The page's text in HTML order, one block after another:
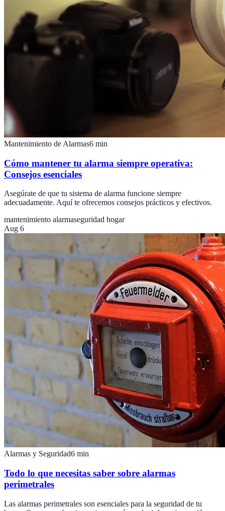
Mantenimiento de Alarmas6 min
Cómo mantener tu alarma siempre operativa:
Consejos esenciales
Asegúrate de que tu sistema de alarma funcione siempre
adecuadamente. Aquí te ofrecemos consejos prácticos y efectivos.
mantenimiento alarmaseguridad hogar
Aug 6
Alarmas y Seguridad6 min
Todo lo que necesitas saber sobre alarmas
perimetrales
Las alarmas perimetrales son esenciales para la seguridad de tu